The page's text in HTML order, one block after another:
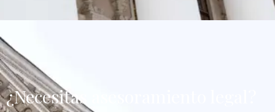
¿Necesitas asesoramiento legal?